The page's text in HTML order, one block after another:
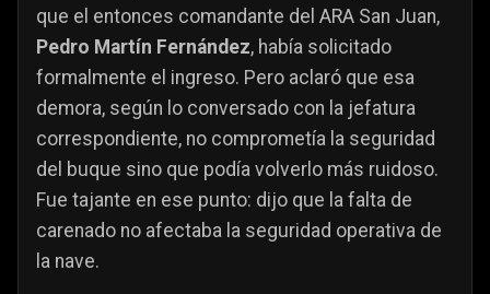
que el entonces comandante del ARA San Juan,
Pedro Martín Fernández, había solicitado
formalmente el ingreso. Pero aclaró que esa
demora, según lo conversado con la jefatura
correspondiente, no comprometía la seguridad
del buque sino que podía volverlo más ruidoso.
Fue tajante en ese punto: dijo que la falta de
carenado no afectaba la seguridad operativa de
la nave.